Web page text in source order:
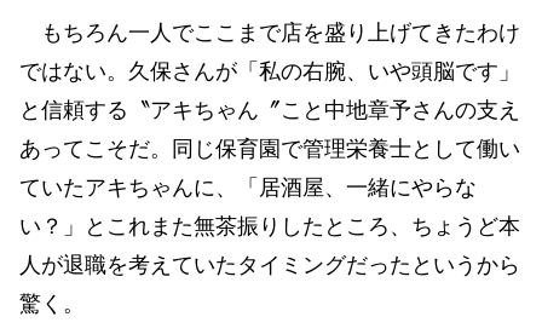
もちろん一人でここまで店を盛り上げてきたわけ
ではない。久保さんが「私の右腕、いや頭脳です」
と信頼する〝アキちゃん〞こと中地章予さんの支え
あってこそだ。同じ保育園で管理栄養士として働い
ていたアキちゃんに、「居酒屋、一緒にやらな
い？」とこれまた無茶振りしたところ、ちょうど本
人が退職を考えていたタイミングだったというから
驚く。